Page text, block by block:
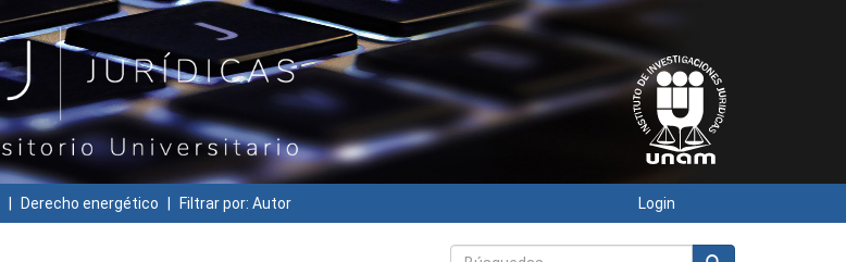
Derecho energético Filtrar por: Autor Login